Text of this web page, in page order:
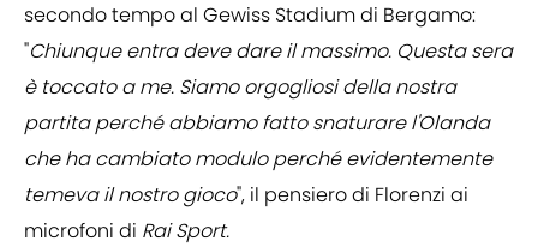
secondo tempo al Gewiss Stadium di Bergamo:
"Chiunque entra deve dare il massimo. Questa sera
è toccato a me. Siamo orgogliosi della nostra
partita perché abbiamo fatto snaturare l'Olanda
che ha cambiato modulo perché evidentemente
temeva il nostro gioco", il pensiero di Florenzi ai
microfoni di Rai Sport.